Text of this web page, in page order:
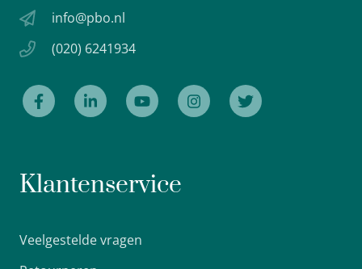
info@pbo.nl
(020) 6241934
Klantenservice
Veelgestelde vragen